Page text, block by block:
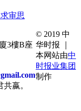
审思
3樓B座
嬴。
© 2019 中
华时报 ｜
本网站由中
时报业集团
制作